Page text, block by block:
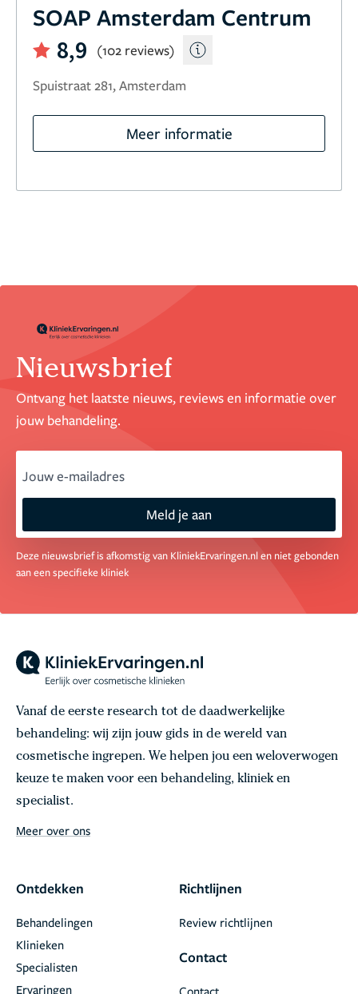
SOAP Amsterdam Centrum
8,9
(102 reviews)
Spuistraat 281, Amsterdam
Meer informatie
Nieuwsbrief
Ontvang het laatste nieuws, reviews en informatie over
jouw behandeling.
Meld je aan
Deze nieuwsbrief is afkomstig van KliniekErvaringen.nl en niet gebonden
aan een specifieke kliniek
Vanaf de eerste research tot de daadwerkelijke
behandeling: wij zijn jouw gids in de wereld van
cosmetische ingrepen. We helpen jou een weloverwogen
keuze te maken voor een behandeling, kliniek en
specialist.
Meer over ons
Ontdekken
Behandelingen
Klinieken
Specialisten
Ervaringen
Richtlijnen
Review richtlijnen
Contact
Contact